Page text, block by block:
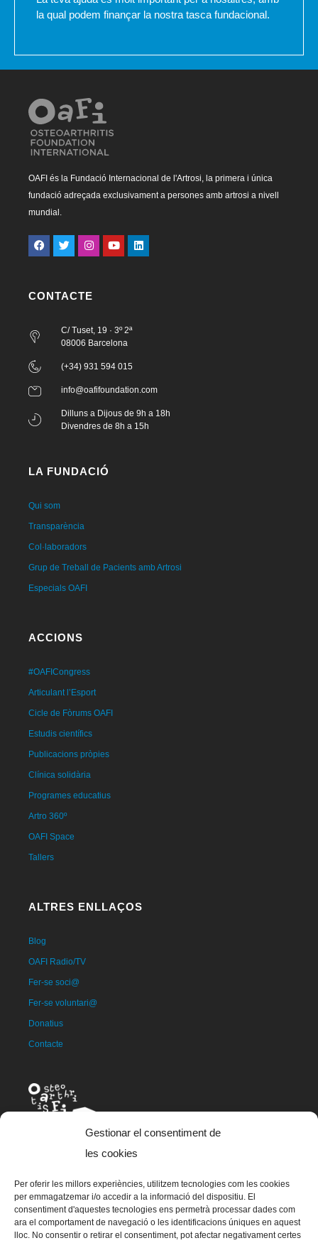
Gestionar el consentiment de
les cookies
Per oferir les millors experiències, utilitzem tecnologies com les cookies
per emmagatzemar i/o accedir a la informació del dispositiu. El
consentiment d'aquestes tecnologies ens permetrà processar dades com
ara el comportament de navegació o les identificacions úniques en aquest
lloc. No consentir o retirar el consentiment, pot afectar negativament certes
la qual podem finançar la nostra tasca fundacional.
OAFI és la Fundació Internacional de l'Artrosi, la primera i única
fundació adreçada exclusivament a persones amb artrosi a nivell
mundial.
CONTACTE
C/ Tuset, 19 · 3º 2ª
08006 Barcelona
(+34) 931 594 015
info@oafifoundation.com
Dilluns a Dijous de 9h a 18h
Divendres de 8h a 15h
LA FUNDACIÓ
Qui som
Transparència
Col·laboradors
Grup de Treball de Pacients amb Artrosi
Especials OAFI
ACCIONS
#OAFICongress
Articulant l’Esport
Cicle de Fòrums OAFI
Estudis científics
Publicacions pròpies
Clínica solidària
Programes educatius
Artro 360º
OAFI Space
Tallers
ALTRES ENLLAÇOS
Blog
OAFI Radio/TV
Fer-se soci@
Fer-se voluntari@
Donatius
Contacte
La mascota d'OAFI, anomenada OAFITO va ser creada de manera
exclusiva i altruista per l'artista Xavier Mariscal.